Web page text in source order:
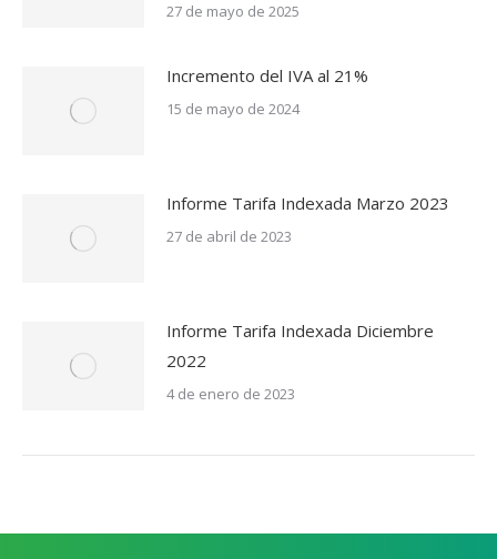
27 de mayo de 2025
Incremento del IVA al 21%
15 de mayo de 2024
Informe Tarifa Indexada Marzo 2023
27 de abril de 2023
Informe Tarifa Indexada Diciembre
2022
4 de enero de 2023